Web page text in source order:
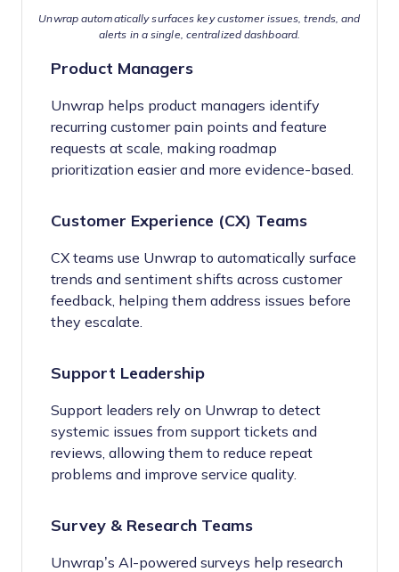
Unwrap automatically surfaces key customer issues, trends, and
alerts in a single, centralized dashboard.
Product Managers
Unwrap helps product managers identify
recurring customer pain points and feature
requests at scale, making roadmap
prioritization easier and more evidence-based.
Customer Experience (CX) Teams
CX teams use Unwrap to automatically surface
trends and sentiment shifts across customer
feedback, helping them address issues before
they escalate.
Support Leadership
Support leaders rely on Unwrap to detect
systemic issues from support tickets and
reviews, allowing them to reduce repeat
problems and improve service quality.
Survey & Research Teams
Unwrap’s AI-powered surveys help research